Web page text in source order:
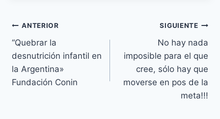
Navegación
de
entradas
ANTERIOR
“Quebrar la
desnutrición infantil en
la Argentina»
Fundación Conin
SIGUIENTE
No hay nada
imposible para el que
cree, sólo hay que
moverse en pos de la
meta!!!